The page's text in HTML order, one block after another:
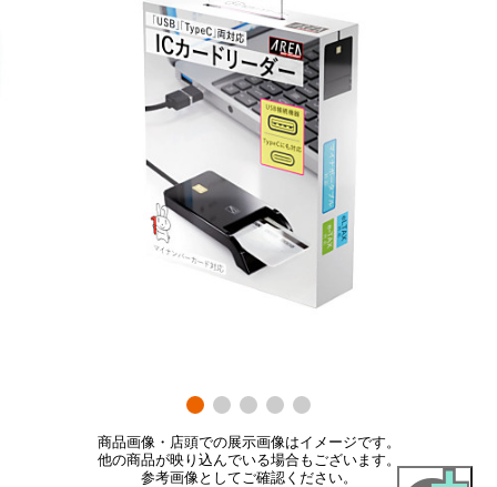
商品画像・店頭での展示画像はイメージです。
他の商品が映り込んでいる場合もございます。
参考画像としてご確認ください。